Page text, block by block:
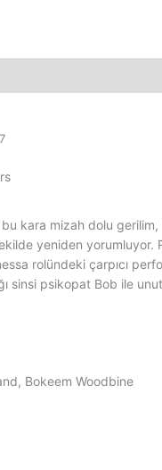
mizah dolu gerilim,
yeniden yorumluyor.
rolündeki çarpıcı
sinsi psikopat Bob ile
Bokeem Woodbine